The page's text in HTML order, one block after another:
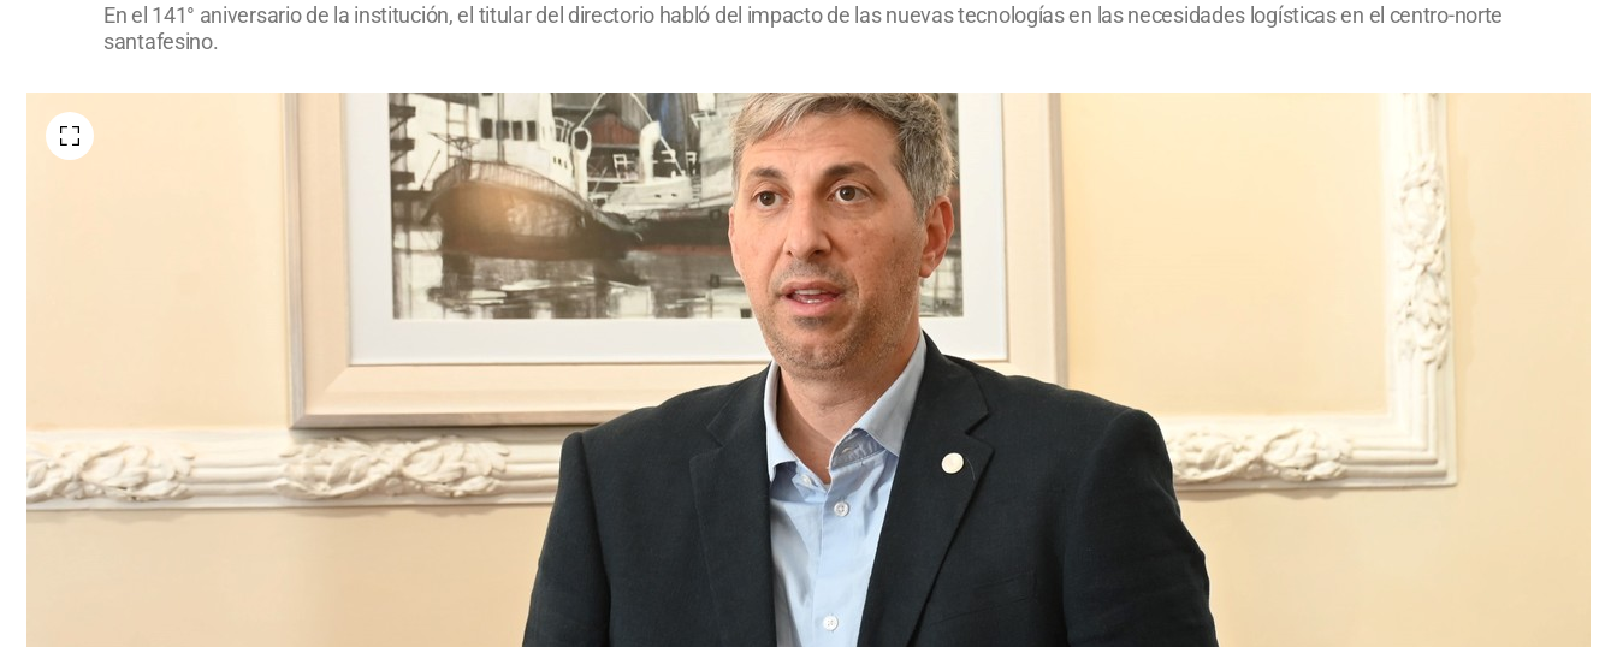
En el 141° aniversario de la institución, el titular del directorio habló del impacto de las nuevas tecnologías en las necesidades logísticas en el centro-norte
santafesino.